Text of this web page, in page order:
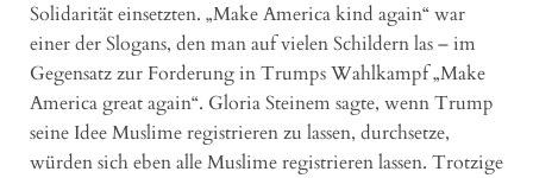
Solidarität einsetzten. „Make America kind again“ war
einer der Slogans, den man auf vielen Schildern las – im
Gegensatz zur Forderung in Trumps Wahlkampf „Make
America great again“. Gloria Steinem sagte, wenn Trump
seine Idee Muslime registrieren zu lassen, durchsetze,
würden sich eben alle Muslime registrieren lassen. Trotzige